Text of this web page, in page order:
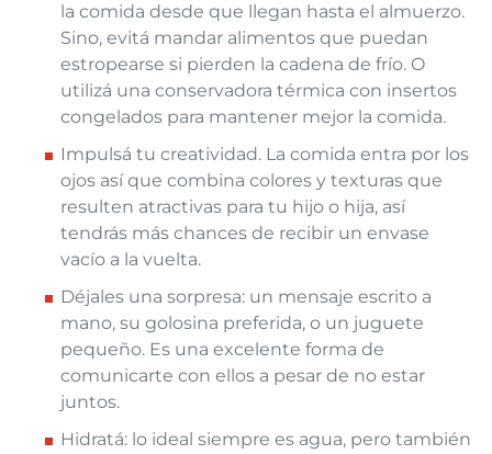
la comida desde que llegan hasta el almuerzo.
Sino, evitá mandar alimentos que puedan
estropearse si pierden la cadena de frío. O
utilizá una conservadora térmica con insertos
congelados para mantener mejor la comida.
Impulsá tu creatividad. La comida entra por los
ojos así que combina colores y texturas que
resulten atractivas para tu hijo o hija, así
tendrás más chances de recibir un envase
vacío a la vuelta.
Déjales una sorpresa: un mensaje escrito a
mano, su golosina preferida, o un juguete
pequeño. Es una excelente forma de
comunicarte con ellos a pesar de no estar
juntos.
Hidratá: lo ideal siempre es agua, pero también